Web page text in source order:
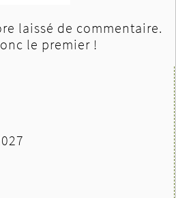
laissé de commentaire.
le premier !